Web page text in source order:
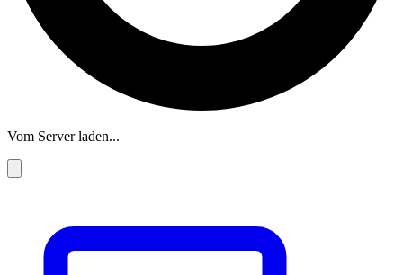
Vom Server laden...